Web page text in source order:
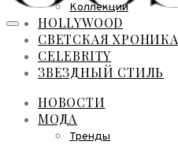
Коллекции
HOLLYWOOD
СВЕТСКАЯ ХРОНИКА
CELEBRITY
ЗВЕЗДНЫЙ СТИЛЬ
НОВОСТИ
МОДА
Тренды